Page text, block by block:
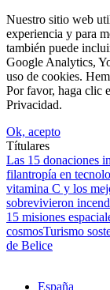
Nuestro sitio web
experiencia y para
también puede
Google Analytics,
uso de cookies.
Por favor, haga clic
Privacidad.
Ok, acepto
Títulares
Las 15 donaciones
filantropía en
vitamina C y los
sobrevivieron
15 misiones
cosmosTurismo
de Belice
España